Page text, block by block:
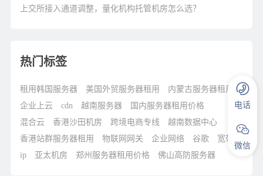
上交所接入通道调整，量化机构托管机房怎么选？
热门标签
租用韩国服务器 美国外贸服务器租用
内蒙古服务器租用
企业上云
cdn 越南服务器
国内服务器租用价格
混合云
香港沙田机房 跨境电商专线
越南数据中心
香港站群服务器租用
物联网网关 企业网络 谷歌
宽带
ip
亚太机房 郑州服务器租用价格 佛山高防服务器
电话
微信